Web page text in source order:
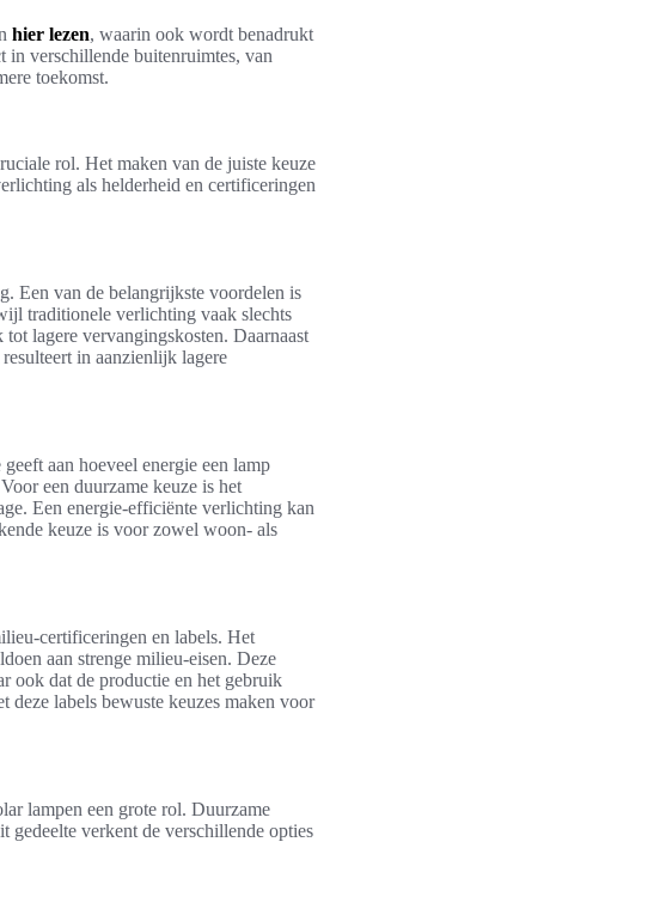
hier lezen, waarin ook wordt benadrukt
in verschillende buitenruimtes, van
toekomst.
rol. Het maken van de juiste keuze
als helderheid en certificeringen
Een van de belangrijkste voordelen is
traditionele verlichting vaak slechts
lagere vervangingskosten. Daarnaast
in aanzienlijk lagere
aan hoeveel energie een lamp
een duurzame keuze is het
Een energie-efficiënte verlichting kan
keuze is voor zowel woon- als
certificeringen en labels. Het
aan strenge milieu-eisen. Deze
ook dat de productie en het gebruik
labels bewuste keuzes maken voor
lampen een grote rol. Duurzame
verkent de verschillende opties